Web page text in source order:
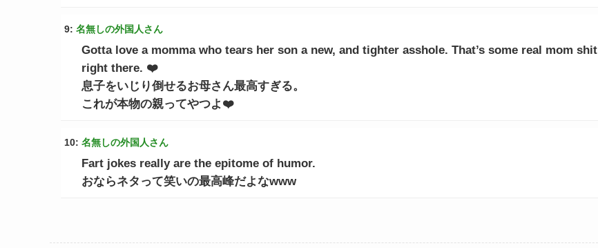
9: 名無しの外国人さん
Gotta love a momma who tears her son a new, and tighter asshole. That’s some real mom shit
right there. ❤️
息子をいじり倒せるお母さん最高すぎる。
これが本物の親ってやつよ❤️
10: 名無しの外国人さん
Fart jokes really are the epitome of humor.
おならネタって笑いの最高峰だよなwww